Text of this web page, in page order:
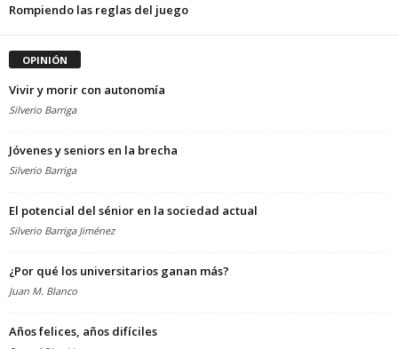
Rompiendo las reglas del juego
OPINIÓN
Vivir y morir con autonomía
Silverio Barriga
Jóvenes y seniors en la brecha
Silverio Barriga
El potencial del sénior en la sociedad actual
Silverio Barriga Jiménez
¿Por qué los universitarios ganan más?
Juan M. Blanco
Años felices, años difíciles